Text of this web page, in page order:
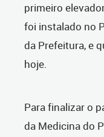
primeiro
foi instalado no
da Prefeitura, e
hoje.
Para finalizar o
da Medicina do